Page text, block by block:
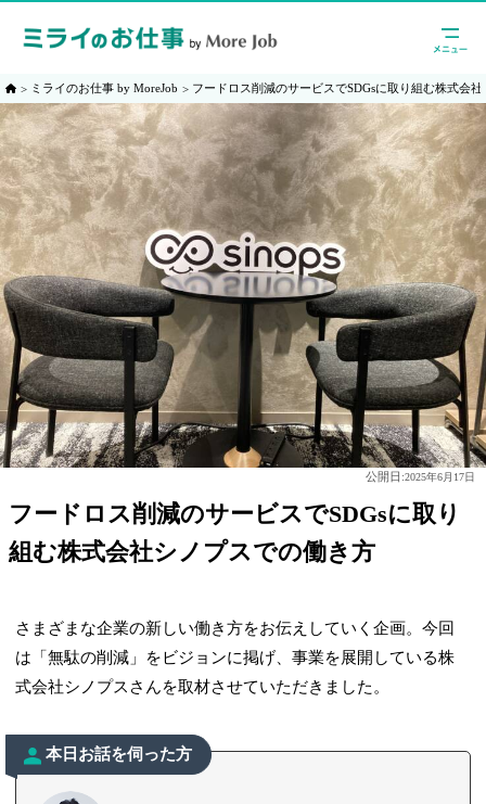
ミライのお仕事 by MoreJob フードロス削減のサービスでSDGsに取り組む株式会
公開日:2025年6月17日
フードロス削減のサービスでSDGsに取り
組む株式会社シノプスでの働き方
さまざまな企業の新しい働き方をお伝えしていく企画。今回
は「無駄の削減」をビジョンに掲げ、事業を展開している株
式会社シノプスさんを取材させていただきました。
本日お話を伺った方